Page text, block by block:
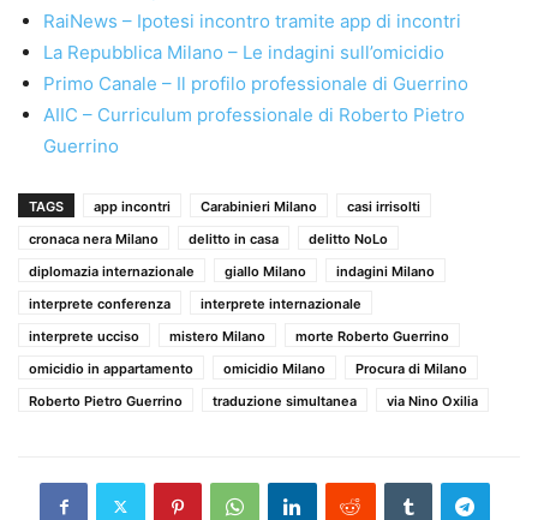
RaiNews – Ipotesi incontro tramite app di incontri
La Repubblica Milano – Le indagini sull’omicidio
Primo Canale – Il profilo professionale di Guerrino
AIIC – Curriculum professionale di Roberto Pietro
Guerrino
TAGS app incontri Carabinieri Milano
casi irrisolti
cronaca nera Milano
delitto in casa
delitto NoLo
diplomazia internazionale
giallo Milano
indagini Milano
interprete conferenza
interprete internazionale
interprete ucciso
mistero Milano
morte Roberto Guerrino
omicidio in appartamento
omicidio Milano
Procura di Milano
Roberto Pietro Guerrino
traduzione simultanea via Nino Oxilia